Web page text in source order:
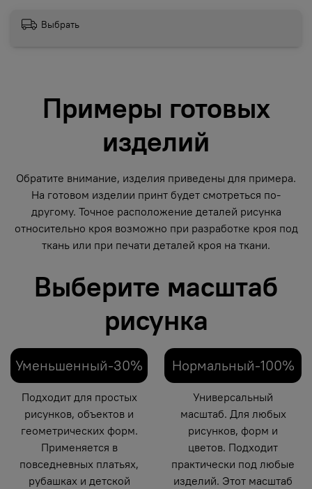
Выбрать
Примеры готовых
изделий
Обратите внимание, изделия приведены для примера.
На готовом изделии принт будет смотреться по-
другому. Точное расположение деталей рисунка
относительно кроя возможно при разработке кроя под
ткань или при печати деталей кроя на ткани.
Выберите масштаб
рисунка
Уменьшенный-30%
Подходит для простых
рисунков, объектов и
геометрических форм.
Применяется в
повседневных платьях,
рубашках и детской
Нормальный-100%
Универсальный
масштаб. Для любых
рисунков, форм и
цветов. Подходит
практически под любые
изделий. Этот масштаб